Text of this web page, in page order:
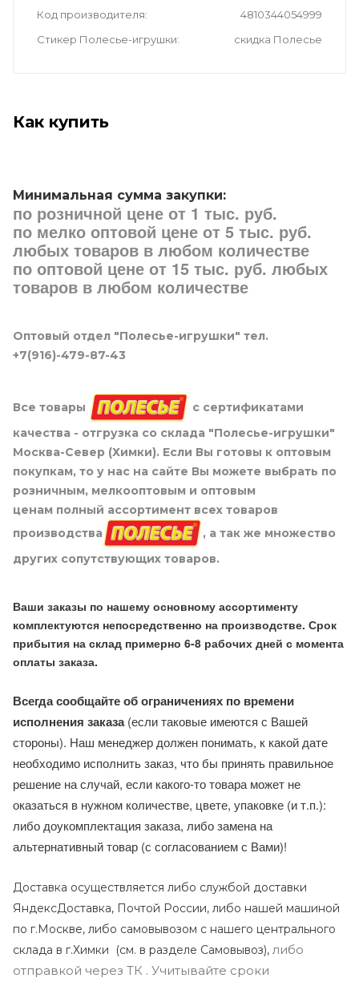
Код производителя
4810344054999
Стикер Полесье-игрушки
скидка Полесье
Как купить
Минимальная сумма закупки:
по розничной цене от 1 тыс. руб.
по мелко оптовой цене от 5 тыс. руб.
любых товаров в любом количестве
по оптовой цене от 15 тыс. руб. любых
товаров в любом количестве
Оптовый отдел "Полесье-игрушки" тел.
+7(916)-479-87-43
Все товары
с сертификатами
качества - отгрузка со склада "Полесье-игрушки"
Москва-Север (Химки). Если Вы готовы к оптовым
покупкам, то у нас на сайте Вы можете выбрать по
розничным, мелкооптовым и оптовым
ценам полный ассортимент всех товаров
производства
, а так же множество
других сопутствующих товаров.
Ваши заказы по нашему основному ассортименту
комплектуются непосредственно на производстве. Срок
прибытия на склад примерно 6-8 рабочих дней с момента
оплаты заказа.
Всегда сообщайте об ограничениях по времени
исполнения заказа(если таковые имеются с Вашей
стороны). Наш менеджер должен понимать, к какой дате
необходимо исполнить заказ, что бы принять правильное
решение на случай, если какого-то товара может не
оказаться в нужном количестве, цвете, упаковке (и т.п.):
либо доукомплектация заказа, либо замена на
альтернативный товар (с согласованием с Вами)!
Доставка осуществляется либо службой доставки
ЯндексДоставка, Почтой России, либо нашей машиной
по г.Москве, либо самовывозом с нашего центрального
склада в г.Химки (см. в разделе Самовывоз), либо
отправкой через ТК . Учитывайте сроки